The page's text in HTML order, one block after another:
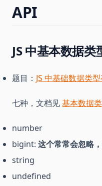
API
JS 中基本数据类
题目： JS 中基础数据类
七种，文档见基本数据
number
bigint: 这个常常会忽略
string
undefined